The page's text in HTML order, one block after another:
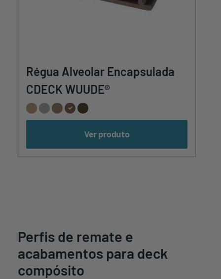
Régua Alveolar Encapsulada
CDECK WUUDE®
Ver produto
Perfis de remate e
acabamentos para deck
compósito